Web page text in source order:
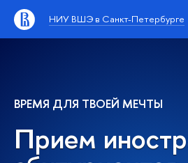
НИУ ВШЭ в Санкт-Петербурге
ВРЕМЯ ДЛЯ ТВОЕЙ МЕЧТЫ
Прием